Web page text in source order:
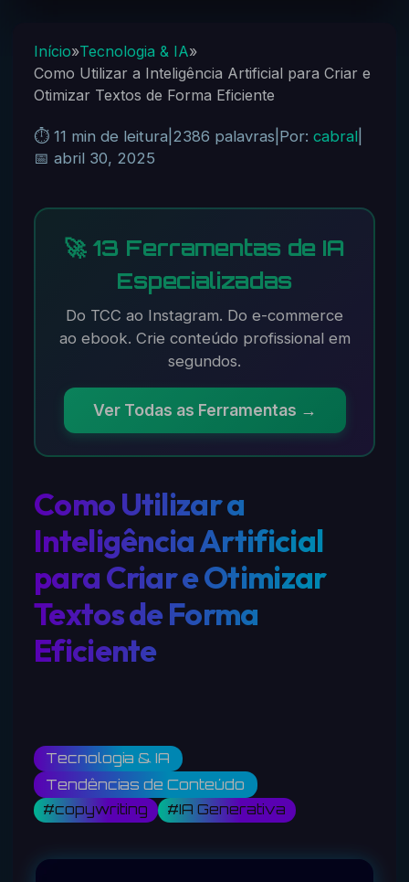
Início»Tecnologia & IA»
Como Utilizar a Inteligência Artificial para Criar e
Otimizar Textos de Forma Eficiente
⏱️ 11 min de leitura 2386 palavras Por: cabral|
📅 abril 30, 2025
🚀 13 Ferramentas de IA
Especializadas
Do TCC ao Instagram. Do e-commerce
ao ebook. Crie conteúdo profissional em
segundos.
Ver Todas as Ferramentas →
Como Utilizar a
Inteligência Artificial
para Criar e Otimizar
Textos de Forma
Eficiente
Tecnologia & IA
Tendências de Conteúdo
#copywriting #IA Generativa